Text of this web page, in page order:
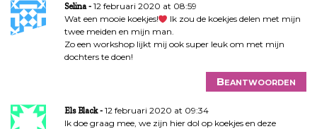
Selina
12 februari 2020 at 08:59
Wat een mooie koekjes!
Ik zou de koekjes delen met mijn
twee meiden en mijn man.
Zo een workshop lijkt mij ook super leuk om met mijn
dochters te doen!
Beantwoorden
Els Black
12 februari 2020 at 09:34
Ik doe graag mee, we zijn hier dol op koekjes en deze